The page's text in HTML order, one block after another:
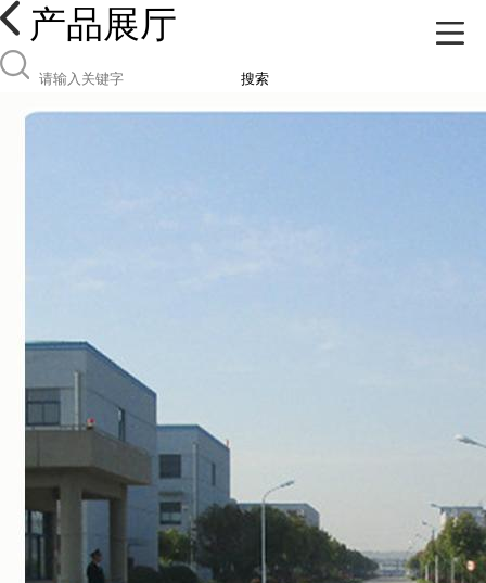
产品展厅
搜索